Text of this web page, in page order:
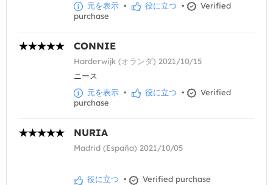
元を表示 • 役に立つ •
Verified
purchase
CONNIE
Harderwijk (オランダ) 2021/10/15
ニース
元を表示 • 役に立つ •
Verified
purchase
NURIA
Madrid (España) 2021/10/05
役に立つ • Verified purchase